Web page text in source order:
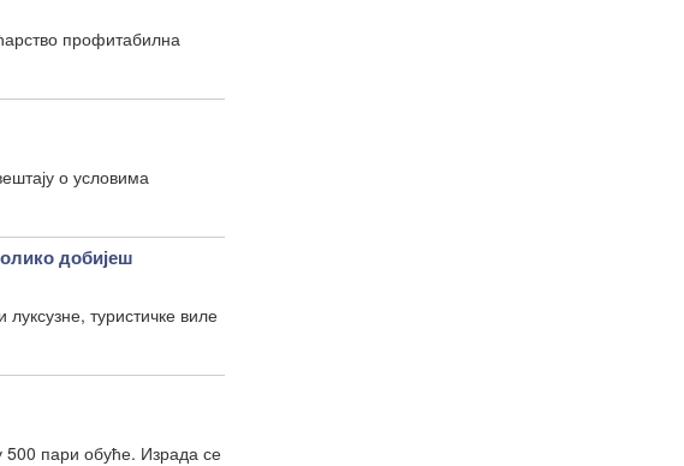
профитабилна
о условима
добијеш
туристичке виле
500 пари обуће. Израда се